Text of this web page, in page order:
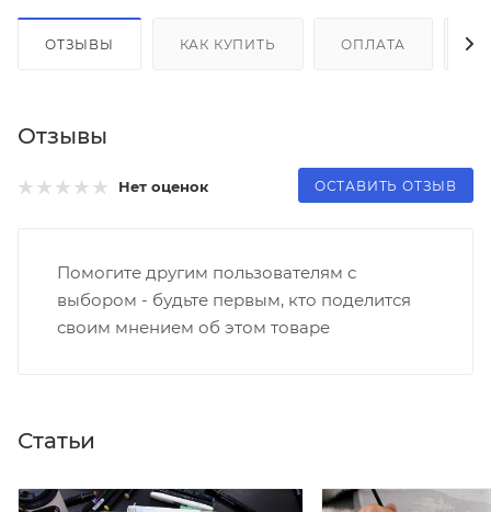
ОТЗЫВЫ КАК КУПИТЬ ОПЛАТА
Отзывы
Нет оценок ОСТАВИТЬ ОТЗЫВ
Помогите другим пользователям с
выбором - будьте первым, кто поделится
своим мнением об этом товаре
Статьи